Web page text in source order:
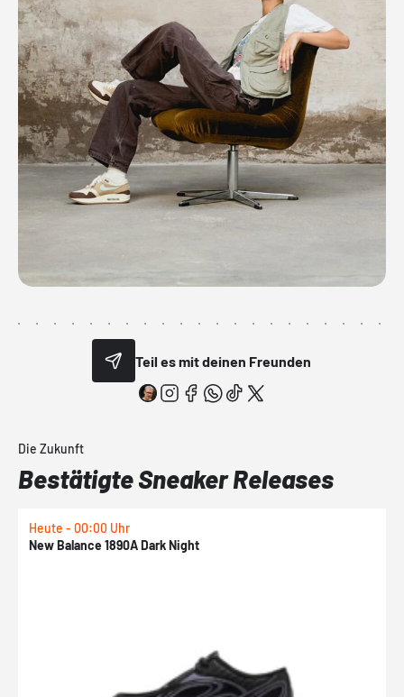
Teil es mit deinen Freunden
Die Zukunft
Bestätigte Sneaker Releases
Heute - 00:00 Uhr
New Balance 1890A Dark Night